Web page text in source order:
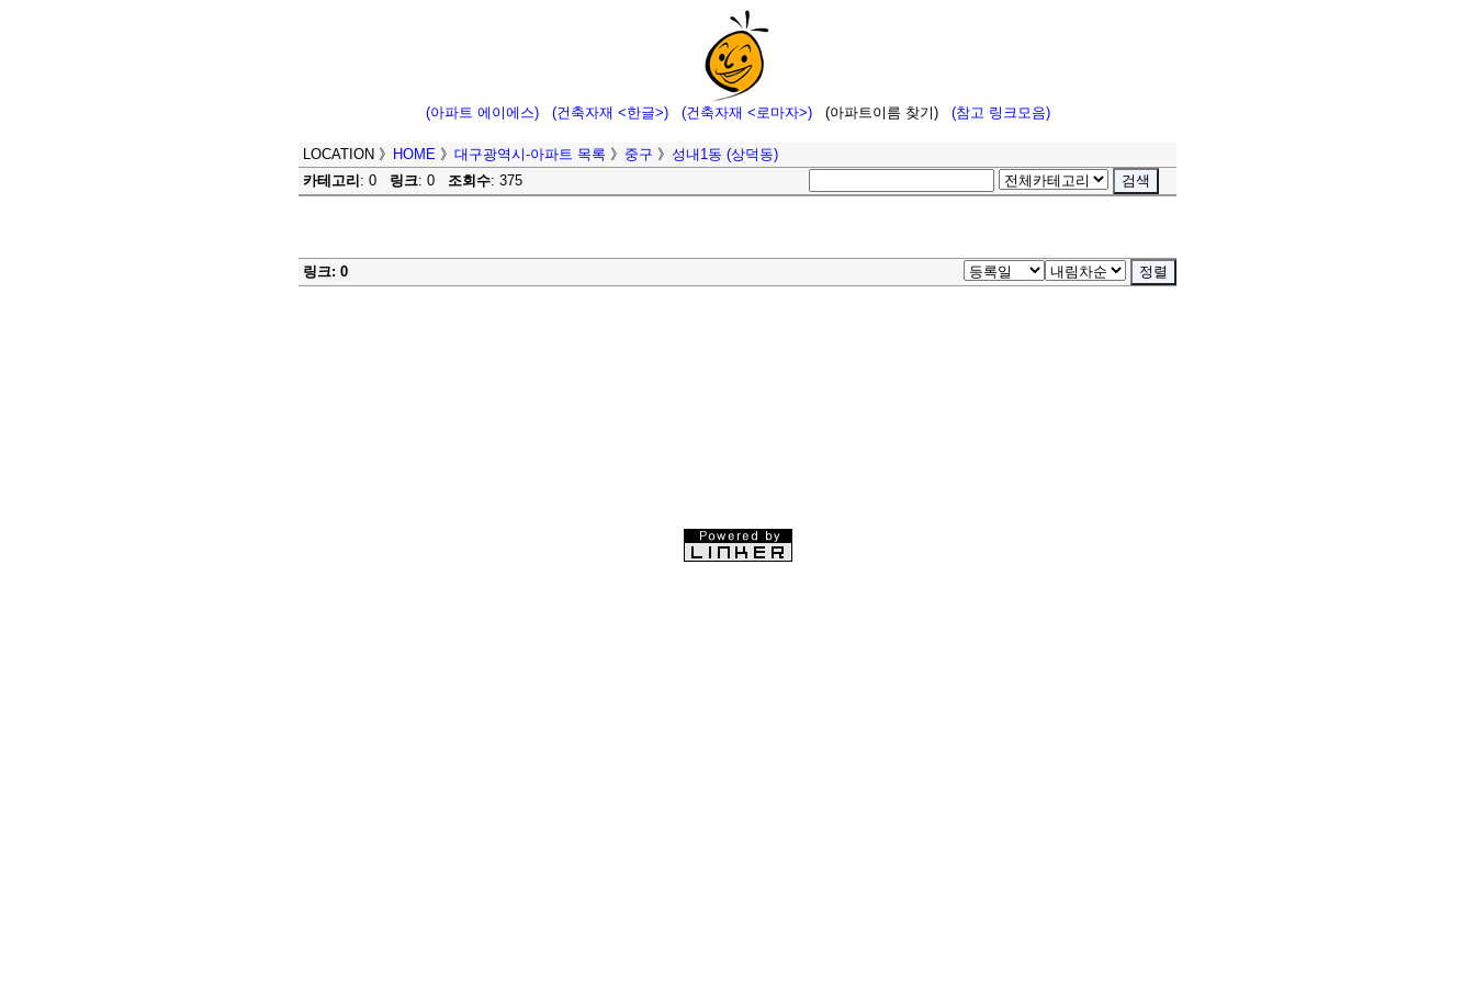
(아파트 에이에스) (건축자재 <한글>) (건축자재 <로마자>) (아파트이름 찾기) (참고 링크모음)
LOCATION 》 HOME 》 대구광역시-아파트 목록 》 중구 》 성내1동 (상덕동)
카테고리 : 0 링크: 0 조회수: 375
링크: 0